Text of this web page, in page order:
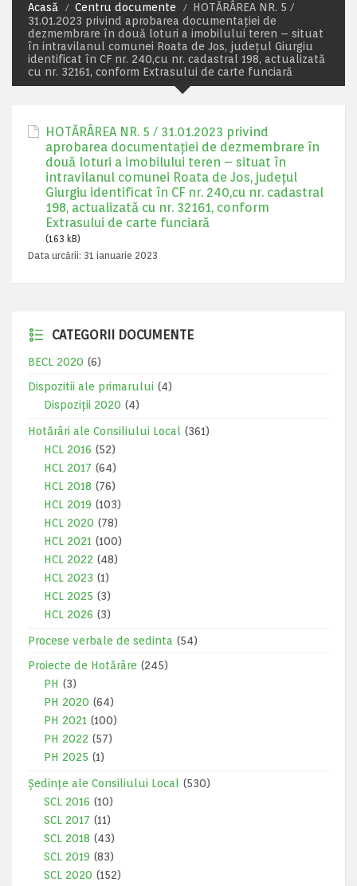
Acasă Centru documente
HOTĂRÂREA NR. 5 /
31.01.2023 privind aprobarea documentației de
dezmembrare în două loturi a imobilului teren – situat
în intravilanul comunei Roata de Jos, județul Giurgiu
identificat în CF nr. 240,cu nr. cadastral 198, actualizată
cu nr. 32161, conform Extrasului de carte funciară
HOTĂRÂREA NR. 5 / 31.01.2023 privind
aprobarea documentației de dezmembrare în
două loturi a imobilului teren – situat în
intravilanul comunei Roata de Jos, județul
Giurgiu identificat în CF nr. 240,cu nr. cadastral
198, actualizată cu nr. 32161, conform
Extrasului de carte funciară
(163 kB)
Data urcării: 31 ianuarie 2023
CATEGORII DOCUMENTE
BECL 2020 (6)
Dispozitii ale primarului (4)
Dispoziții 2020 (4)
Hotărâri ale Consiliului Local
(361)
HCL 2016 (52)
HCL 2017 (64)
HCL 2018 (76)
HCL 2019 (103)
HCL 2020 (78)
HCL 2021 (100)
HCL 2022 (48)
HCL 2023 (1)
HCL 2025 (3)
HCL 2026 (3)
Procese verbale de sedinta (54)
Proiecte de Hotărâre (245)
PH (3)
PH 2020 (64)
PH 2021 (100)
PH 2022 (57)
PH 2025 (1)
Ședințe ale Consiliului Local
(530)
SCL 2016 (10)
SCL 2017 (11)
SCL 2018 (43)
SCL 2019 (83)
SCL 2020 (152)